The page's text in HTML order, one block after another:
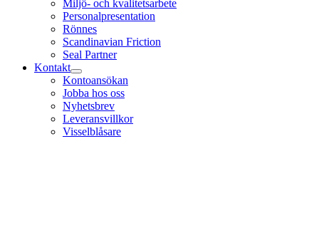
Miljö- och kvalitetsarbete
Personalpresentation
Rönnes
Scandinavian Friction
Seal Partner
Kontakt
Kontoansökan
Jobba hos oss
Nyhetsbrev
Leveransvillkor
Visselblåsare